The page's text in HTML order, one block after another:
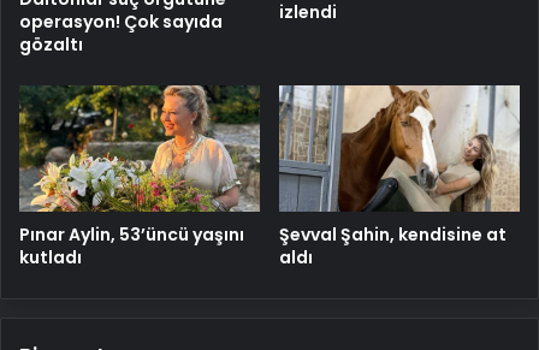
operasyon! Çok sayıda
gözaltı
izlendi
Pınar Aylin, 53’üncü yaşını
kutladı
Şevval Şahin, kendisine at
aldı